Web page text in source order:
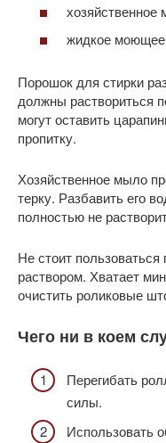
хозяйственное
жидкое моющее
Порошок для стирки
должны раствориться
могут оставить
пропитку.
Хозяйственное мыло
терку. Разбавить его
полностью не
Не стоит
раствором. Хватает
очистить роликовые
Чего ни в коем
Перегибать
силы.
Использовать